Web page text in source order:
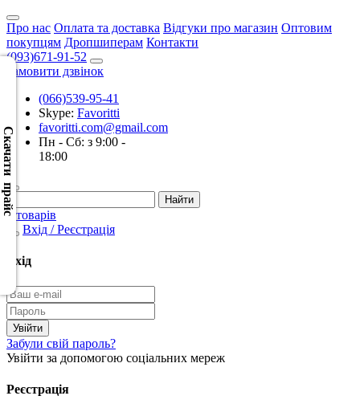
Про нас Оплата та доставка Відгуки про магазин Оптовим
покупцям Дропшиперам Контакти
(093)671-91-52
Замовити дзвінок
(066)539-95-41
Skype: Favoritti
favoritti.com@gmail.com
Пн - Сб: з 9:00 -
18:00
0 товарів
Вхід / Реєстрація
Вхід
Забули свій пароль?
Увійти за допомогою соціальних мереж
Реєстрація
Скачати прайс
Скачать
XML
(Розн.)
Скачать
XML
(Опт)
CSV
Скачать
CSV
(Опт)
XLS